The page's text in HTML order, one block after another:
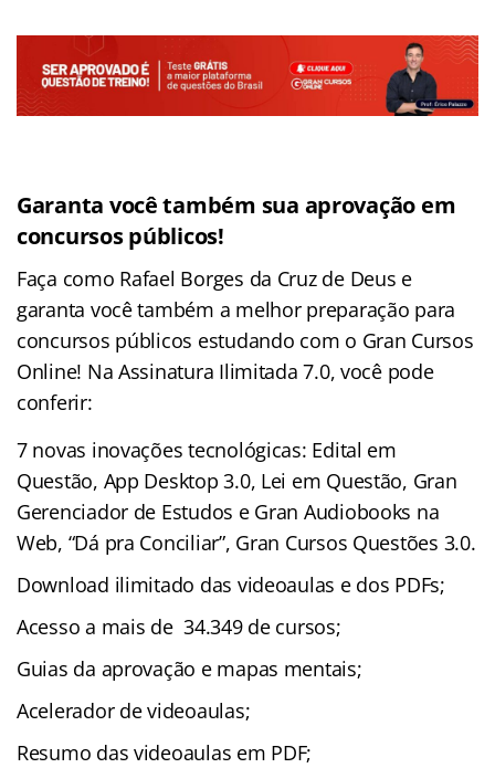
Garanta você também sua aprovação em
concursos públicos!
Faça como Rafael Borges da Cruz de Deus e
garanta você também a melhor preparação para
concursos públicos estudando com o Gran Cursos
Online! Na Assinatura Ilimitada 7.0, você pode
conferir:
7 novas inovações tecnológicas: Edital em
Questão, App Desktop 3.0, Lei em Questão, Gran
Gerenciador de Estudos e Gran Audiobooks na
Web, “Dá pra Conciliar”, Gran Cursos Questões 3.0.
Download ilimitado das videoaulas e dos PDFs;
Acesso a mais de 34.349 de cursos;
Guias da aprovação e mapas mentais;
Acelerador de videoaulas;
Resumo das videoaulas em PDF;